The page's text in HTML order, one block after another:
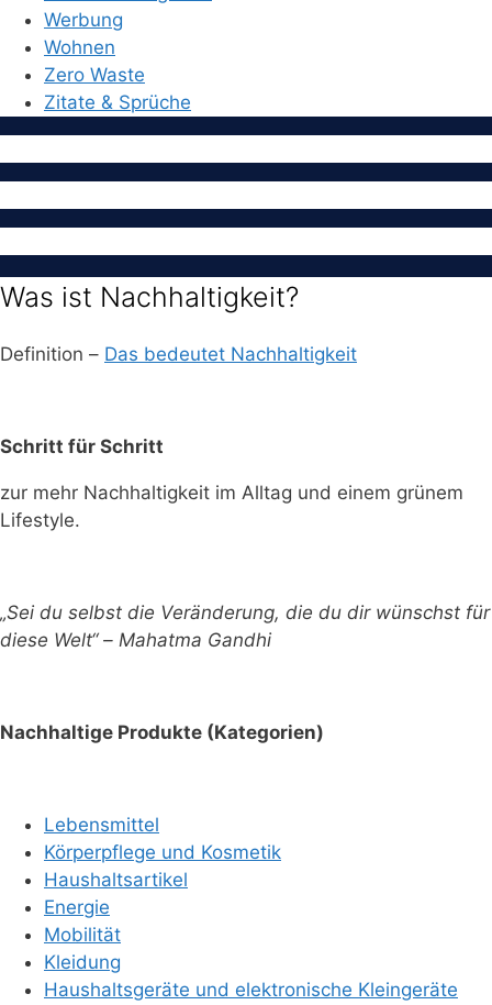
Werbung
Wohnen
Zero Waste
Zitate & Sprüche
Was ist Nachhaltigkeit?
Definition – Das bedeutet Nachhaltigkeit
Schritt für Schritt
zur mehr Nachhaltigkeit im Alltag und einem grünem
Lifestyle.
„Sei du selbst die Veränderung, die du dir wünschst für
diese Welt“ – Mahatma Gandhi
Nachhaltige Produkte (Kategorien)
Lebensmittel
Körperpflege und Kosmetik
Haushaltsartikel
Energie
Mobilität
Kleidung
Haushaltsgeräte und elektronische Kleingeräte